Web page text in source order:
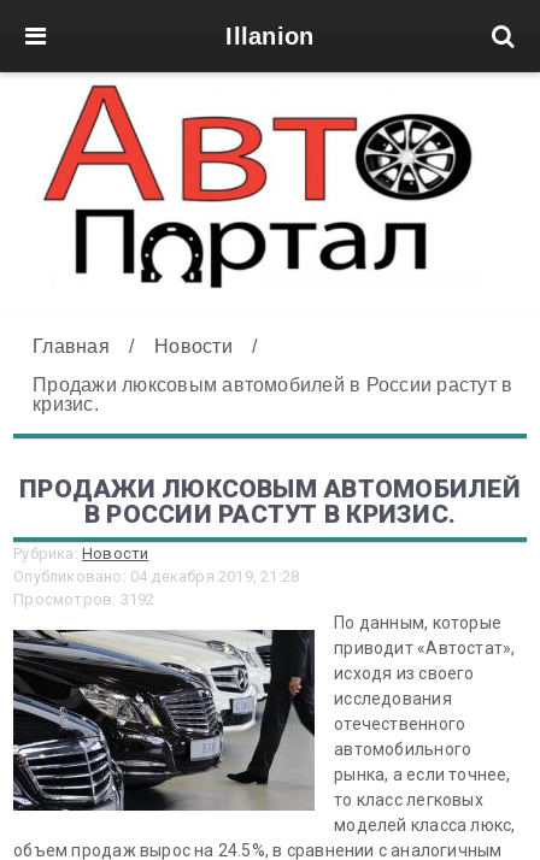
Illanion
Главная / Новости
/
Продажи люксовым автомобилей в России растут в
кризис.
ПРОДАЖИ ЛЮКСОВЫМ АВТОМОБИЛЕЙ
В РОССИИ РАСТУТ В КРИЗИС.
Рубрика: Новости
Опубликовано: 04 декабря 2019, 21:28
Просмотров: 3192
По данным, которые
приводит «Автостат»,
исходя из своего
исследования
отечественного
автомобильного
рынка, а если точнее,
то класс легковых
моделей класса люкс,
объем продаж вырос на 24.5%, в сравнении с аналогичным